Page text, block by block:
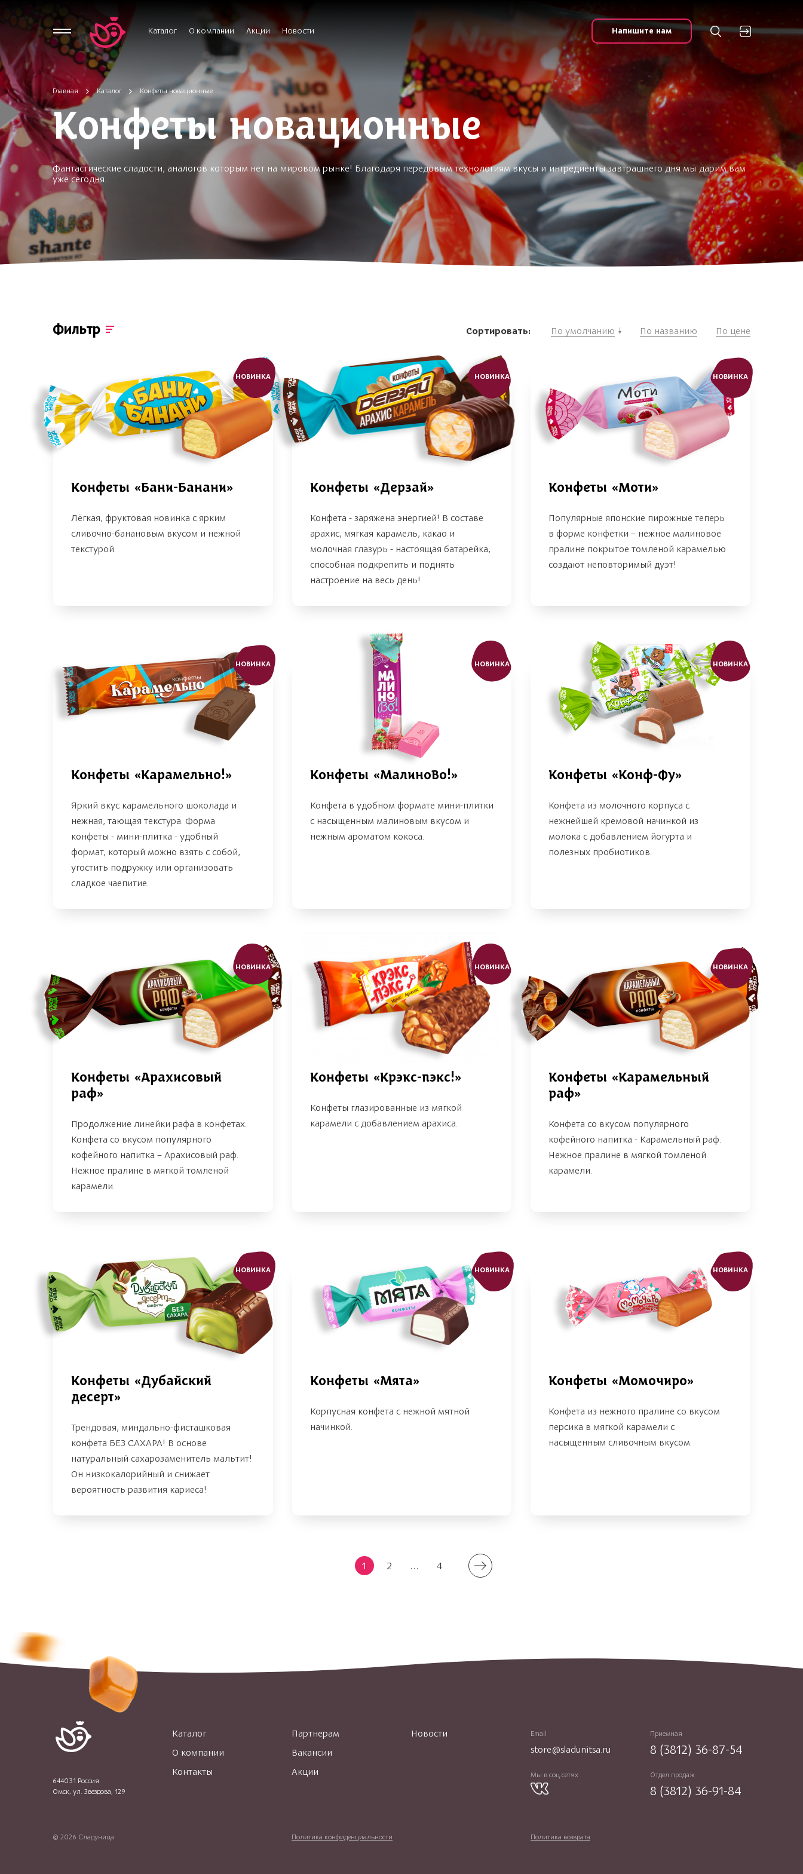
Каталог О компании Акции Новости Напишите нам
Главная Каталог Конфеты новационные
Конфеты новационные
Фантастические сладости, аналогов которым нет на мировом рынке! Благодаря передовым технологиям вкусы и ингредиенты завтрашнего дня мы дарим вам
уже сегодня.
Фильтр Сортировать: По умолчанию По названию По цене
НОВИНКА
Конфеты «Бани-Банани»
Лёгкая, фруктовая новинка с ярким
сливочно-банановым вкусом и нежной
текстурой.
НОВИНКА
Конфеты «Дерзай»
Конфета - заряжена энергией! В составе
арахис, мягкая карамель, какао и
молочная глазурь - настоящая батарейка,
способная подкрепить и поднять
настроение на весь день!
НОВИНКА
Конфеты «Моти»
Популярные японские пирожные теперь
в форме конфетки – нежное малиновое
пралине покрытое томленой карамелью
создают неповторимый дуэт!
НОВИНКА
Конфеты «Карамельно!»
Яркий вкус карамельного шоколада и
нежная, тающая текстура. Форма
конфеты - мини-плитка - удобный
формат, который можно взять с собой,
угостить подружку или организовать
сладкое чаепитие.
НОВИНКА
Конфеты «МалиноВо!»
Конфета в удобном формате мини-плитки
с насыщенным малиновым вкусом и
нежным ароматом кокоса.
НОВИНКА
Конфеты «Конф-Фу»
Конфета из молочного корпуса с
нежнейшей кремовой начинкой из
молока с добавлением йогурта и
полезных пробиотиков.
НОВИНКА
Конфеты «Арахисовый
раф»
Продолжение линейки рафа в конфетах.
Конфета со вкусом популярного
кофейного напитка – Арахисовый раф.
Нежное пралине в мягкой томленой
карамели.
НОВИНКА
Конфеты «Крэкс-пэкс!»
Конфеты глазированные из мягкой
карамели с добавлением арахиса.
НОВИНКА
Конфеты «Карамельный
раф»
Конфета со вкусом популярного
кофейного напитка - Карамельный раф.
Нежное пралине в мягкой томленой
карамели.
НОВИНКА
Конфеты «Дубайский
десерт»
Трендовая, миндально-фисташковая
конфета БЕЗ САХАРА! В основе
натуральный сахарозаменитель мальтит!
Он низкокалорийный и снижает
вероятность развития кариеса!
НОВИНКА
Конфеты «Мята»
Корпусная конфета с нежной мятной
начинкой.
НОВИНКА
Конфеты «Момочиро»
Конфета из нежного пралине со вкусом
персика в мягкой карамели с
насыщенным сливочным вкусом.
1 2 ... 4
644031 Россия.
Омск, ул. Звездова, 129
Каталог
О компании
Контакты
Партнерам
Вакансии
Акции
Новости Email
store@sladunitsa.ru
Мы в соц.сетях
Приемная
8 (3812) 36-87-54
Отдел продаж
8 (3812) 36-91-84
© 2026 Сладуница Политика конфиденциальности Политика возврата